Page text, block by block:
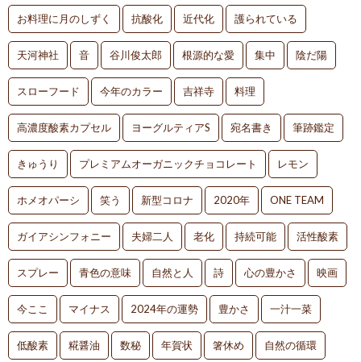
お料理に月のしずく 抗酸化 近代化 護られている
天河神社 音 谷川俊太郎 根源的な愛 集中 陰だ陽
スローフード 今年のカラー 吉祥寺 料理
高濃度酸素カプセル ヨーグルティアS 宛名書き 筆跡鑑定
きゅうり プレミアムオーガニックチョコレート レモン
ホメオパーシ 笑う 新型コロナ 2020年 ONE TEAM
ガイアシンフォニー 夫婦二人 老化 持続可能 活性酸素
スプレー 青色の意味 自然と人 詩 心の豊かさ 映画
今ここ マイナス 2024年の運勢 豊かさ 一汁一菜
低酸素 糀醤油 数秘 年賀状 箸休め 自然の循環